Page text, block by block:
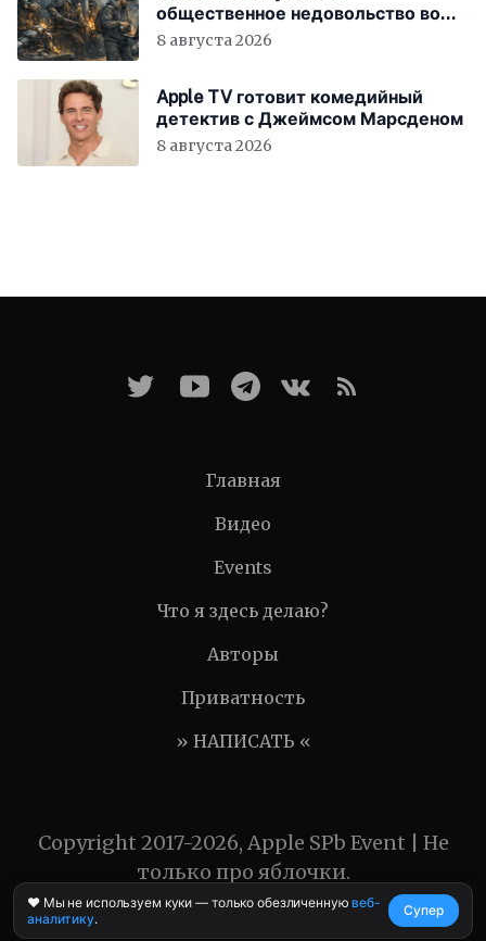
общественное недовольство во
всём мире
8 августа 2026
Apple TV готовит комедийный
детектив с Джеймсом Марсденом
8 августа 2026
Главная
Видео
Events
Что я здесь делаю?
Авторы
Приватность
» НАПИСАТЬ «
Copyright 2017-2026, Apple SPb Event | Не
только про яблочки.
❤️ Мы не используем куки — только обезличеннуювеб-
аналитику.
Супер